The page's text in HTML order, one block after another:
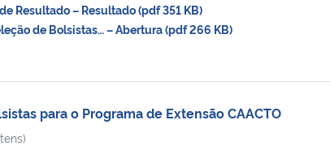
Resultado – Resultado (pdf 351 KB)
de Bolsistas… – Abertura (pdf 266 KB)
para o Programa de Extensão CAACTO